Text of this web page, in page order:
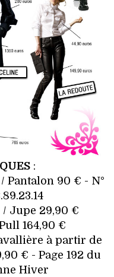
:
Pantalon 90 € - N°
/ Jupe 29,90 €
164,90 €
à partir de
€ - Page 192 du
Hiver